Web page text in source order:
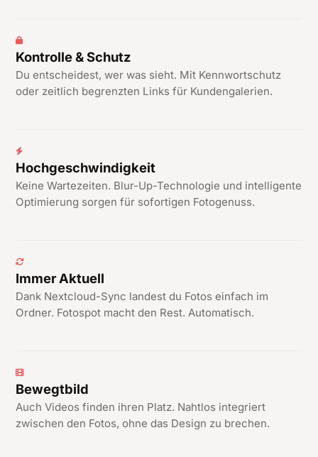
Kontrolle & Schutz
Du entscheidest, wer was sieht. Mit Kennwortschutz
oder zeitlich begrenzten Links für Kundengalerien.
Hochgeschwindigkeit
Keine Wartezeiten. Blur-Up-Technologie und intelligente
Optimierung sorgen für sofortigen Fotogenuss.
Immer Aktuell
Dank Nextcloud-Sync landest du Fotos einfach im
Ordner. Fotospot macht den Rest. Automatisch.
Bewegtbild
Auch Videos finden ihren Platz. Nahtlos integriert
zwischen den Fotos, ohne das Design zu brechen.